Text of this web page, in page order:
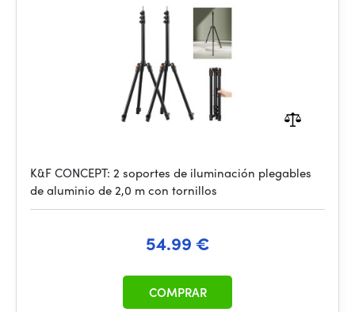
K&F CONCEPT: 2 soportes de iluminación plegables
de aluminio de 2,0 m con tornillos
54.99 €
COMPRAR